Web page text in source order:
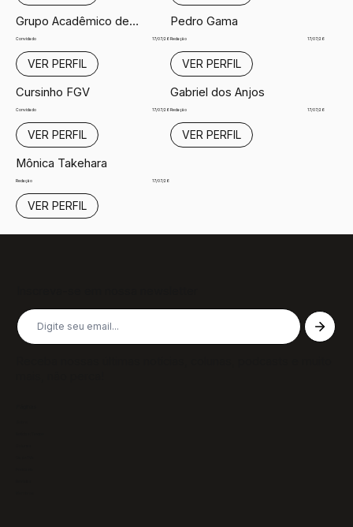
Grupo Acadêmico de
Interesse Ambiental
Convidado 17/07/26
VER PERFIL
Pedro Gama
Redação 17/07/26
VER PERFIL
Cursinho FGV
Convidado 17/07/26
VER PERFIL
Gabriel dos Anjos
Redação 17/07/26
VER PERFIL
Mônica Takehara
Redação 17/07/26
VER PERFIL